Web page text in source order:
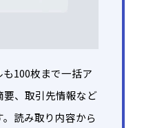
100枚まで一括ア
要、取引先情報など
読み取り内容から